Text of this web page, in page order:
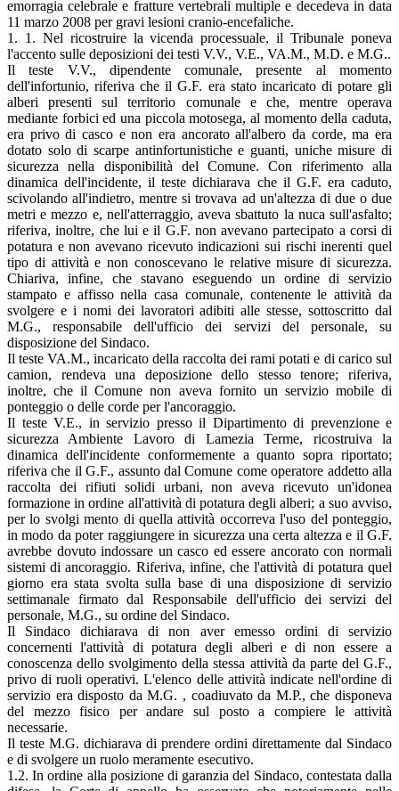
emorragia celebrale e fratture vertebrali multiple e decedeva in data
11 marzo 2008 per gravi lesioni cranio-encefaliche.
1. 1. Nel ricostruire la vicenda processuale, il Tribunale poneva
l'accento sulle deposizioni dei testi V.V., V.E., VA.M., M.D. e M.G..
Il teste V.V., dipendente comunale, presente al momento
dell'infortunio, riferiva che il G.F. era stato incaricato di potare gli
alberi presenti sul territorio comunale e che, mentre operava
mediante forbici ed una piccola motosega, al momento della caduta,
era privo di casco e non era ancorato all'albero da corde, ma era
dotato solo di scarpe antinfortunistiche e guanti, uniche misure di
sicurezza nella disponibilità del Comune. Con riferimento alla
dinamica dell'incidente, il teste dichiarava che il G.F. era caduto,
scivolando all'indietro, mentre si trovava ad un'altezza di due o due
metri e mezzo e, nell'atterraggio, aveva sbattuto la nuca sull'asfalto;
riferiva, inoltre, che lui e il G.F. non avevano partecipato a corsi di
potatura e non avevano ricevuto indicazioni sui rischi inerenti quel
tipo di attività e non conoscevano le relative misure di sicurezza.
Chiariva, infine, che stavano eseguendo un ordine di servizio
stampato e affisso nella casa comunale, contenente le attività da
svolgere e i nomi dei lavoratori adibiti alle stesse, sottoscritto dal
M.G., responsabile dell'ufficio dei servizi del personale, su
disposizione del Sindaco.
Il teste VA.M., incaricato della raccolta dei rami potati e di carico sul
camion, rendeva una deposizione dello stesso tenore; riferiva,
inoltre, che il Comune non aveva fornito un servizio mobile di
ponteggio o delle corde per l'ancoraggio.
Il teste V.E., in servizio presso il Dipartimento di prevenzione e
sicurezza Ambiente Lavoro di Lamezia Terme, ricostruiva la
dinamica dell'incidente conformemente a quanto sopra riportato;
riferiva che il G.F., assunto dal Comune come operatore addetto alla
raccolta dei rifiuti solidi urbani, non aveva ricevuto un'idonea
formazione in ordine all'attività di potatura degli alberi; a suo avviso,
per lo svolgi­ mento di quella attività occorreva l'uso del ponteggio,
in modo da poter raggiungere in sicurezza una certa altezza e il G.F.
avrebbe dovuto indossare un casco ed essere ancorato con normali
sistemi di ancoraggio. Riferiva, infine, che l'attività di potatura quel
giorno era stata svolta sulla base di una disposizione di servizio
settimanale firmato dal Responsabile dell'ufficio dei servizi del
personale, M.G., su ordine del Sindaco.
Il Sindaco dichiarava di non aver emesso ordini di servizio
concernenti l'attività di potatura degli alberi e di non essere a
conoscenza dello svolgimento della stessa attività da parte del G.F.,
privo di ruoli operativi. L'elenco delle attività indicate nell'ordine di
servizio era disposto da M.G. , coadiuvato da M.P., che disponeva
del mezzo fisico per andare sul posto a compiere le attività
necessarie.
Il teste M.G. dichiarava di prendere ordini direttamente dal Sindaco
e di svolgere un ruolo meramente esecutivo.
1.2. In ordine alla posizione di garanzia del Sindaco, contestata dalla